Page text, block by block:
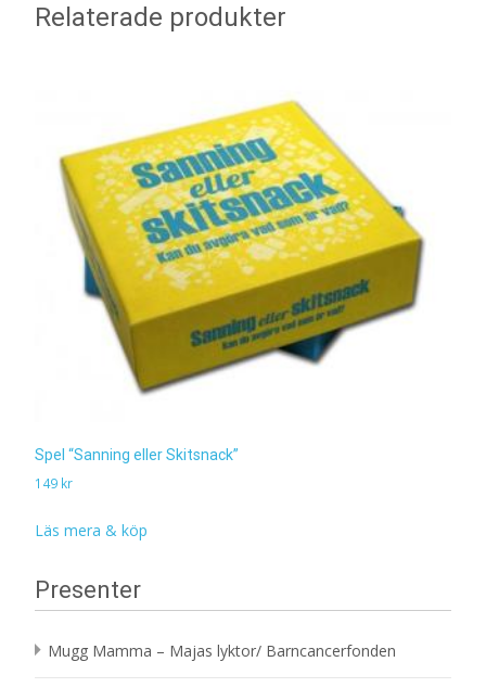
Relaterade produkter
Spel “Sanning eller Skitsnack”
149 kr
Läs mera & köp
Presenter
Mugg Mamma – Majas lyktor/ Barncancerfonden